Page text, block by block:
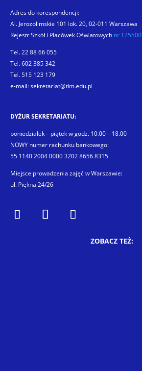
Adres do korespondencji:
Al. Jerozolimskie 101 lok. 20, 02-011 Warszawa
Rejestr Szkół i Placówek Oświatowych nr 125500
Tel. 22 88 66 055
Tel. 602 385 342
Tel. 515 123 179
e-mail: sekretariat@tim.edu.pl
DYŻUR SEKRETARIATU:
poniedziałek – piątek w godz. 10.00 – 18.00
NOWY numer rachunku bankowego:
55 1140 2004 0000 3202 8656 8315
Miejsce prowadzenia zajęć w Warszawie:
ul. Piękna 24/26
ZOBACZ TEŻ: